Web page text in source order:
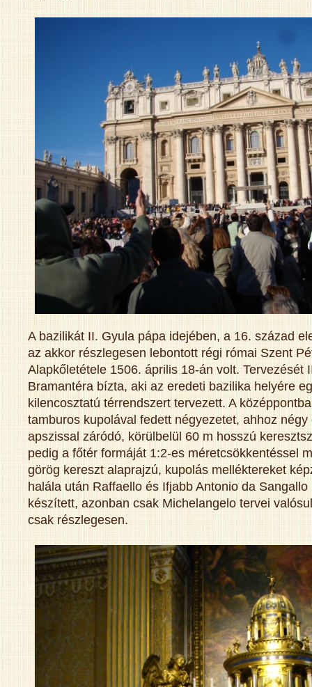
A bazilikát II. Gyula pápa idejében, a 16. század
az akkor részlegesen lebontott régi római Szent
Alapkőletétele 1506. április 18-án volt. Tervezését
Bramantéra bízta, aki az eredeti bazilika helyére
kilencosztatú térrendszert tervezett. A
tamburos kupolával fedett négyezetet, ahhoz
apszissal záródó, körülbelül 60 m hosszú
pedig a főtér formáját 1:2-es méretcsökkentéssel
görög kereszt alaprajzú, kupolás melléktereket
halála után Raffaello és Ifjabb Antonio da
készített, azonban csak Michelangelo tervei
csak részlegesen.